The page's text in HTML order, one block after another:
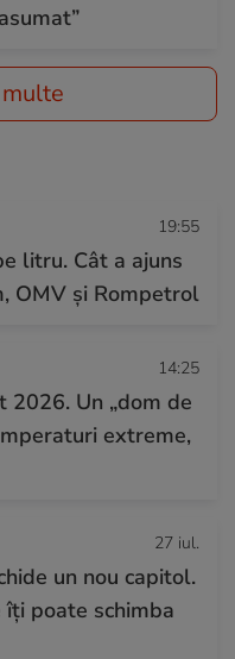
19:55
litru. Cât a ajuns
OMV și Rompetrol
14:25
2026. Un „dom de
extreme,
27 iul.
un nou capitol.
poate schimba